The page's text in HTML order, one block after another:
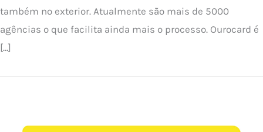
também no exterior. Atualmente são mais de 5000
agências o que facilita ainda mais o processo. Ourocard é
[…]